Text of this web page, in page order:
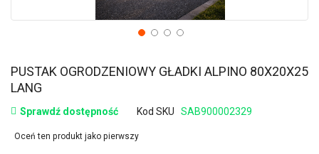
PUSTAK OGRODZENIOWY GŁADKI ALPINO 80X20X25
LANG
Sprawdź dostępność Kod SKU SAB900002329
Oceń ten produkt jako pierwszy